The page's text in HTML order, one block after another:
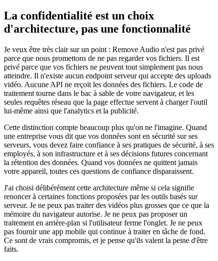
La confidentialité est un choix
d'architecture, pas une fonctionnalité
Je veux être très clair sur un point : Remove Audio n'est pas privé
parce que nous promettons de ne pas regarder vos fichiers. Il est
privé parce que vos fichiers ne peuvent tout simplement pas nous
atteindre. Il n'existe aucun endpoint serveur qui accepte des uploads
vidéo. Aucune API ne reçoit les données des fichiers. Le code de
traitement tourne dans le bac à sable de votre navigateur, et les
seules requêtes réseau que la page effectue servent à charger l'outil
lui-même ainsi que l'analytics et la publicité.
Cette distinction compte beaucoup plus qu'on ne l'imagine. Quand
une entreprise vous dit que vos données sont en sécurité sur ses
serveurs, vous devez faire confiance à ses pratiques de sécurité, à ses
employés, à son infrastructure et à ses décisions futures concernant
la rétention des données. Quand vos données ne quittent jamais
votre appareil, toutes ces questions de confiance disparaissent.
J'ai choisi délibérément cette architecture même si cela signifie
renoncer à certaines fonctions proposées par les outils basés sur
serveur. Je ne peux pas traiter des vidéos plus grosses que ce que la
mémoire du navigateur autorise. Je ne peux pas proposer un
traitement en arrière-plan si l'utilisateur ferme l'onglet. Je ne peux
pas fournir une app mobile qui continue à traiter en tâche de fond.
Ce sont de vrais compromis, et je pense qu'ils valent la peine d'être
faits.